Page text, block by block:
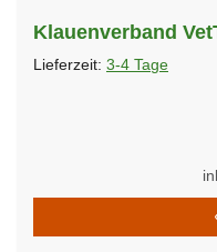
Klauenverband
Lieferzeit: 3-4 Tage